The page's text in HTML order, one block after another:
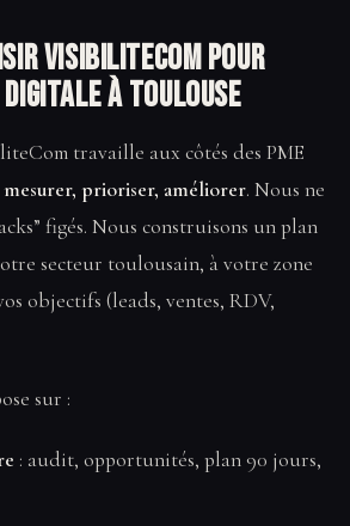
VisibiliteCom pour
à Toulouse
travaille aux côtés des PME
mesurer, prioriser, améliorer. Nous ne
figés. Nous construisons un plan
secteur toulousain, à votre zone
objectifs (leads, ventes, RDV,
sur :
: audit, opportunités, plan 90 jours,